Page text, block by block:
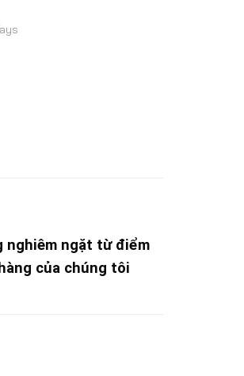
nghiêm ngặt từ điểm
của chúng tôi